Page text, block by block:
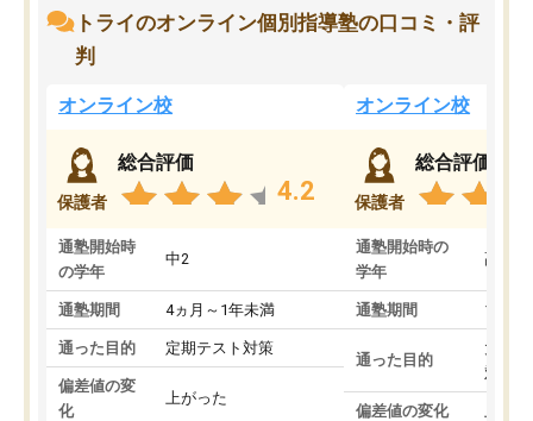
トライのオンライン個別指導塾の口コミ・評
判
オンライン校
保護者
総合評価
4.2
通塾開始時
の学年
中2
通塾期間 4ヵ月～1年未満
通った目的 定期テスト対策
偏差値の変
化
上がった
オンライン校
保護者
総合評価
通塾開始時の
学年
高3
通塾期間 1～3
通った目的
大学
対策
偏差値の変化